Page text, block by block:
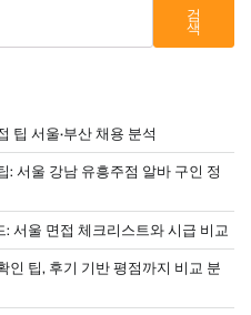
검
색
팁 서울·부산 채용 분석
: 서울 강남 유흥주점 알바 구인 정
서울 면접 체크리스트와 시급 비교
인 팁, 후기 기반 평점까지 비교 분